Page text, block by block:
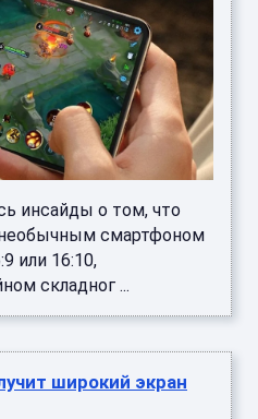
инсайды о том, что
необычным смартфоном
или 16:10,
складног ...
широкий экран